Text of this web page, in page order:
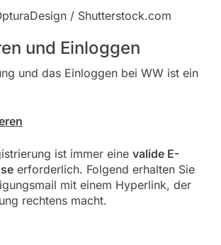
/ Shutterstock.com
und Einloggen
und das Einloggen bei WW ist ein
ist immer eine valide E-
erforderlich. Folgend erhalten Sie
mit einem Hyperlink, der
rechtens macht.